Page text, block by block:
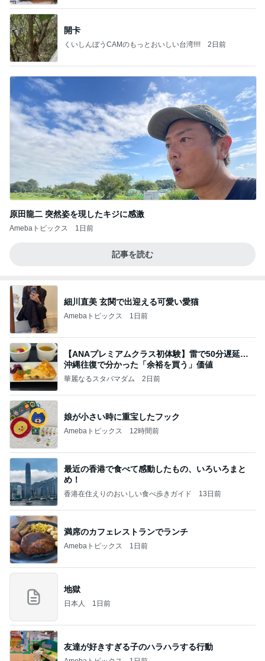
開卡
くいしんぼうCAMのもっとおいしい台湾!!!! 2日前
原田龍二 突然姿を現したキジに感激
Amebaトピックス 1日前
記事を読む
細川直美 玄関で出迎える可愛い愛猫
Amebaトピックス 1日前
【ANAプレミアムクラス初体験】雷で50分遅延…
沖縄往復で分かった「余裕を買う」価値
華麗なるスタバマダム 2日前
娘が小さい時に重宝したフック
Amebaトピックス 12時間前
最近の香港で食べて感動したもの、いろいろまと
め！
香港在住えりのおいしい食べ歩きガイド 13日前
満席のカフェレストランでランチ
Amebaトピックス 1日前
地獄
日本人 1日前
友達が好きすぎる子のハラハラする行動